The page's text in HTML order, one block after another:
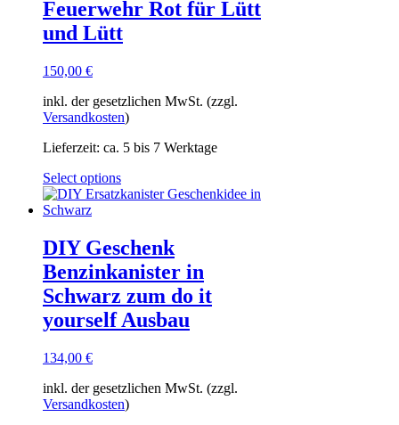
Feuerwehr Rot für Lütt
und Lütt
150,00 €
inkl. der gesetzlichen MwSt. (zzgl.
Versandkosten)
Lieferzeit: ca. 5 bis 7 Werktage
Select options
DIY Geschenk
Benzinkanister in
Schwarz zum do it
yourself Ausbau
134,00 €
inkl. der gesetzlichen MwSt. (zzgl.
Versandkosten)